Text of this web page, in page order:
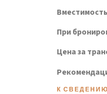
При
Цена за
К